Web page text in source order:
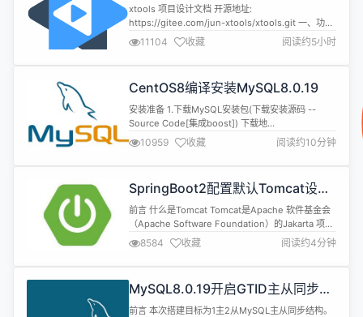
工具库
xtools 项目设计文档 开源地址:
https://gitee.com/jun-xtools/xtools.git 一、功能
和用途 1.1 项目概述 xtools（低调大师工具箱）是一
个基于 JDK 25 的 Java 工具库项目，为 Java 应用
开发提供通用的工具方法和基础组件支持。 项目信息
11104 收藏 阅读约5小时
CentOS8编译安装MySQL8.0.19
安装准备 1.下载MySQL安装包(下载安装源码 --
Source Code[集成boost]) 下载地
址:https://dev.mysql.com/downloads/mysql 2.
编译环境准备:(已经安装就无需重复操作)针对
CentOS其他请百度 sh 复制代码 dnf install -y
10959 收藏 阅读约10分钟
SpringBoot2配置默认Tomcat设
置，开启更多高级功能
前言 什么是Tomcat Tomcat是Apache 软件基金会
（Apache Software Foundation）的Jakarta 项目
中的一个核心项目，由Apache、Sun 和其他一些公
司及个人共同开发而成。由于有了Sun 的参与和支
持，最新的Servlet 和JSP 规范总是能在Tomcat 中
8584 收藏 阅读约4分钟
MySQL8.0.19开启GTID主从同步
CentOS8
前言 本次搭建目标为1主2从MySQL主从同步结构。